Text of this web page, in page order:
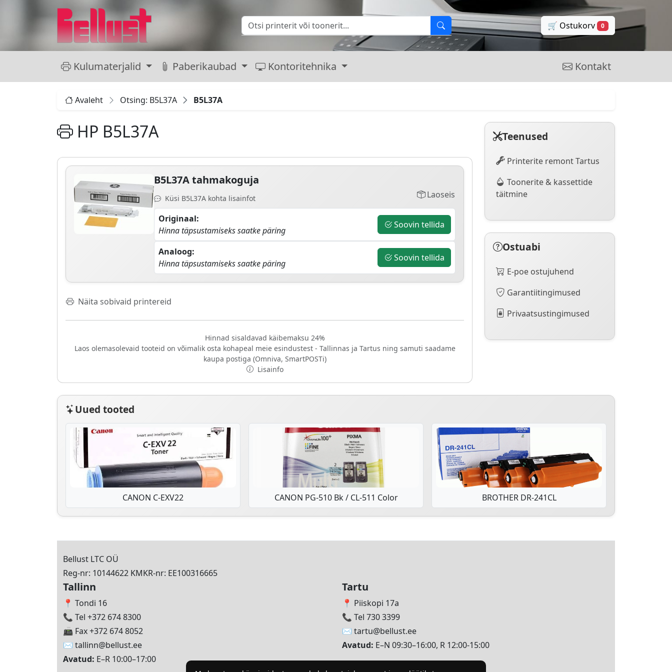
🛒 Ostukorv 0
Kulumaterjalid Paberikaubad Kontoritehnika Kontakt
Avaleht Otsing: B5L37A B5L37A
HP B5L37A
B5L37A tahmakoguja
Küsi B5L37A kohta lisainfot Laoseis
Originaal:
Hinna täpsustamiseks saatke päring
Soovin tellida
Analoog:
Hinna täpsustamiseks saatke päring
Soovin tellida
Näita sobivaid printereid
Hinnad sisaldavad käibemaksu 24%
Laos olemasolevaid tooteid on võimalik osta kohapeal meie esindustest - Tallinnas ja Tartus ning samuti saadame
kaupa postiga (Omniva, SmartPOSTi)
Lisainfo
Teenused
Printerite remont Tartus
Toonerite & kassettide
täitmine
Ostuabi
E-poe ostujuhend
Garantiitingimused
Privaatsustingimused
Uued tooted
CANON C-EXV22 CANON PG-510 Bk / CL-511 Color BROTHER DR-241CL
Bellust LTC OÜ
Reg-nr: 10144622 KMKR-nr: EE100316665
Tallinn
📍 Tondi 16
📞 Tel +372 674 8300
📠 Fax +372 674 8052
✉️ tallinn@bellust.ee
Avatud: E–R 10:00–17:00
Tartu
📍 Piiskopi 17a
📞 Tel 730 3399
✉️ tartu@bellust.ee
Avatud: E–N 09:30–16:00, R 12:00-15:00